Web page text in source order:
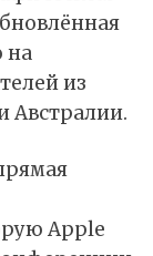
на
из
Австралии.
Apple